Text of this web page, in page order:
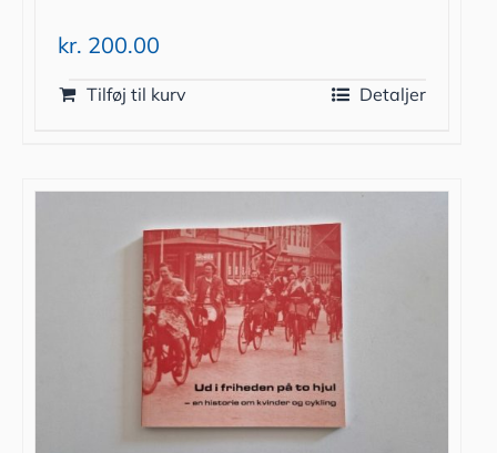
kr. 200.00
Tilføj til kurv Detaljer